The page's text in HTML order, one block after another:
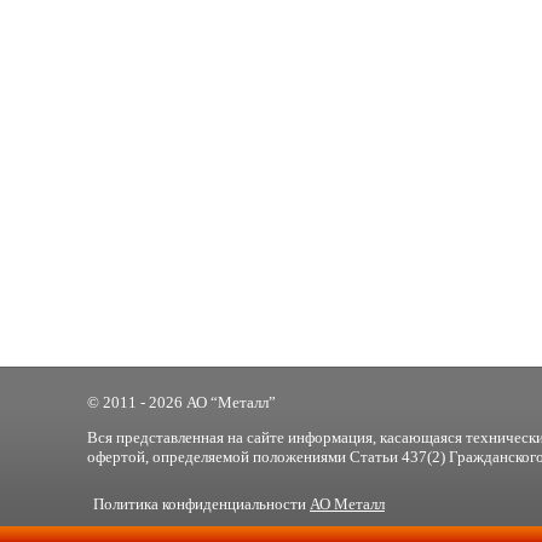
© 2011 - 2026 АО “Металл”
Вся представленная на сайте информация, касающаяся
офертой, определяемой положениями Статьи 437(2)
Политика конфиденциальности АО Металл